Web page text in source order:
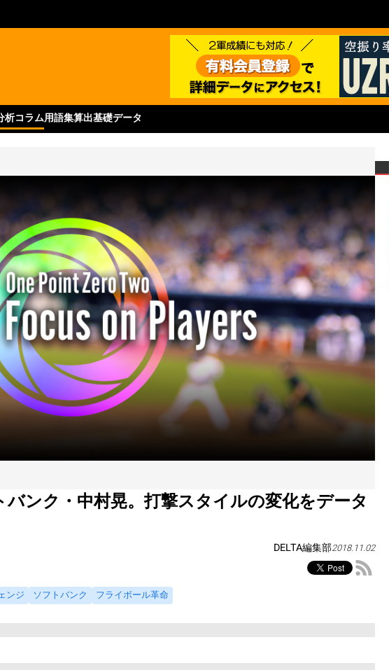
析コラム用語集算出基礎データ
ンク・中村晃。打撃スタイルの変化をデータ
DELTA編集部2018.11.02
ンジ ソフトバンク フライボール革命